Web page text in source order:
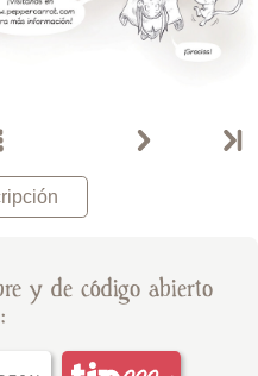
y de código abierto